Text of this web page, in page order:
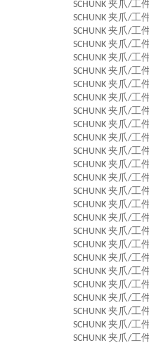
SCHUNK 夹爪/工
SCHUNK 夹爪/工
SCHUNK 夹爪/工
SCHUNK 夹爪/工
SCHUNK 夹爪/工
SCHUNK 夹爪/工
SCHUNK 夹爪/工
SCHUNK 夹爪/工
SCHUNK 夹爪/工
SCHUNK 夹爪/工
SCHUNK 夹爪/工
SCHUNK 夹爪/工
SCHUNK 夹爪/工
SCHUNK 夹爪/工
SCHUNK 夹爪/工
SCHUNK 夹爪/工
SCHUNK 夹爪/工
SCHUNK 夹爪/工
SCHUNK 夹爪/工
SCHUNK 夹爪/工
SCHUNK 夹爪/工
SCHUNK 夹爪/工
SCHUNK 夹爪/工
SCHUNK 夹爪/工
SCHUNK 夹爪/工
SCHUNK 夹爪/工